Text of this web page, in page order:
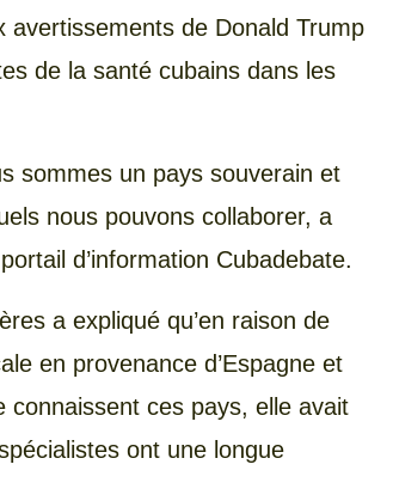
de Donald Trump
de la santé cubains dans les
sommes un pays souverain et
nous pouvons collaborer, a
d’information Cubadebate.
a expliqué qu’en raison de
en provenance d’Espagne et
ces pays, elle avait
ont une longue